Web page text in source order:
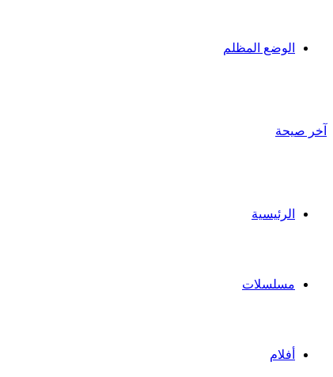
الوضع المظلم
آخر صيحة
الرئيسية
مسلسلات
أفلام